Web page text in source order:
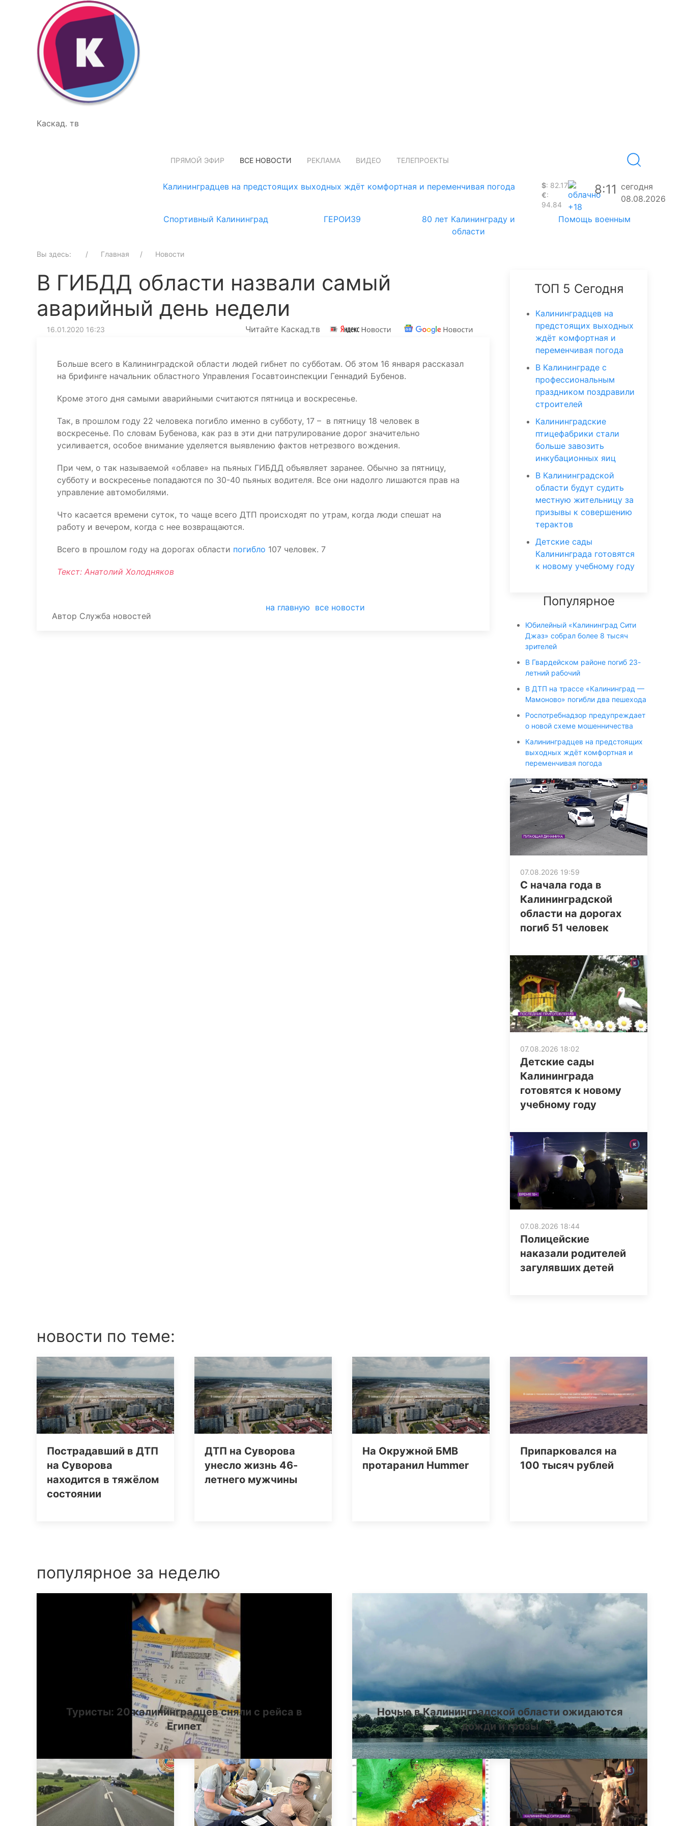
Каскад. тв
ПРЯМОЙ ЭФИР ВСЕ НОВОСТИ РЕКЛАМА ВИДЕО ТЕЛЕПРОЕКТЫ
Калининградцев на предстоящих выходных ждёт комфортная и переменчивая погода $: 82.17
€:
94.84
+18
8:11 сегодня
08.08.2026
Спортивный Калининград
ГЕРОИ39
80 лет Калининграду и
области
Помощь военным
Вы здесь: Главная Новости
В ГИБДД области назвали самый
аварийный день недели
16.01.2020 16:23 Читайте Каскад.тв
Больше всего в Калининградской области людей гибнет по субботам. Об этом 16 января рассказал
на брифинге начальник областного Управления Госавтоинспекции Геннадий Бубенов.
Кроме этого дня самыми аварийными считаются пятница и воскресенье.
Так, в прошлом году 22 человека погибло именно в субботу, 17 – в пятницу 18 человек в
воскресенье. По словам Бубенова, как раз в эти дни патрулирование дорог значительно
усиливается, особое внимание уделяется выявлению фактов нетрезвого вождения.
При чем, о так называемой «облаве» на пьяных ГИБДД объявляет заранее. Обычно за пятницу,
субботу и воскресенье попадаются по 30-40 пьяных водителя. Все они надолго лишаются прав на
управление автомобилями.
Что касается времени суток, то чаще всего ДТП происходят по утрам, когда люди спешат на
работу и вечером, когда с нее возвращаются.
Всего в прошлом году на дорогах области погибло 107 человек. 7
Текст: Анатолий Холодняков
Автор Служба новостей
на главную все новости
ТОП 5 Сегодня
Калининградцев на
предстоящих выходных
ждёт комфортная и
переменчивая погода
В Калининграде с
профессиональным
праздником поздравили
строителей
Калининградские
птицефабрики стали
больше завозить
инкубационных яиц
В Калининградской
области будут судить
местную жительницу за
призывы к совершению
терактов
Детские сады
Калининграда готовятся
к новому учебному году
Популярное
Юбилейный «Калининград Сити
Джаз» собрал более 8 тысяч
зрителей
В Гвардейском районе погиб 23-
летний рабочий
В ДТП на трассе «Калининград —
Мамоново» погибли два пешехода
Роспотребнадзор предупреждает
о новой схеме мошенничества
Калининградцев на предстоящих
выходных ждёт комфортная и
переменчивая погода
07.08.2026 19:59
С начала года в
Калининградской
области на дорогах
погиб 51 человек
07.08.2026 18:02
Детские сады
Калининграда
готовятся к новому
учебному году
07.08.2026 18:44
Полицейские
наказали родителей
загулявших детей
новости по теме:
Пострадавший в ДТП
на Суворова
находится в тяжёлом
состоянии
ДТП на Суворова
унесло жизнь 46-
летнего мужчины
На Окружной БМВ
протаранил Нummer
Припарковался на
100 тысяч рублей
популярное за неделю
Туристы: 20 калининградцев сняли с рейса в
Египет
Ночью в Калининградской области ожидаются
дожди и грозы